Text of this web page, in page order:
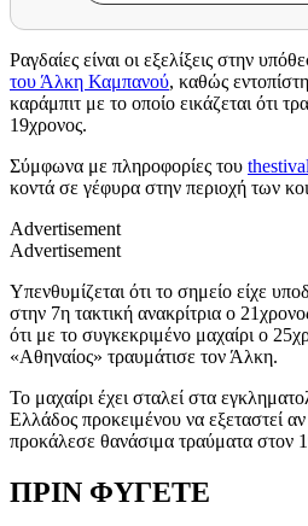
Ραγδαίες είναι οι εξελίξεις στην
του Άλκη Καμπανού, καθώς
καράμπιτ με το οποίο εικάζεται ότι
19χρονος.
Σύμφωνα με πληροφορίες του
κοντά σε γέφυρα στην περιοχή των
Advertisement
Advertisement
Υπενθυμίζεται ότι το σημείο είχε
στην 7η τακτική ανακρίτρια ο
ότι με το συγκεκριμένο μαχαίρι ο
«Αθηναίος» τραυμάτισε τον Άλκη.
Το μαχαίρι έχει σταλεί στα
Ελλάδος προκειμένου να εξεταστεί
προκάλεσε θανάσιμα τραύματα στον
ΠΡΙΝ ΦΥΓΕΤΕ